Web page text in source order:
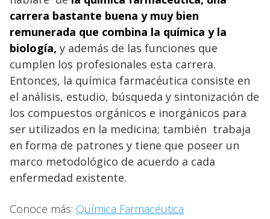
carrera bastante buena y muy bien
remunerada que combina la química y la
biología, y además de las funciones que
cumplen los profesionales esta carrera.
Entonces, la química farmacéutica consiste en
el análisis, estudio, búsqueda y sintonización de
los compuestos orgánicos e inorgánicos para
ser utilizados en la medicina; también trabaja
en forma de patrones y tiene que poseer un
marco metodológico de acuerdo a cada
enfermedad existente.
Conoce más: Química Farmacéutica